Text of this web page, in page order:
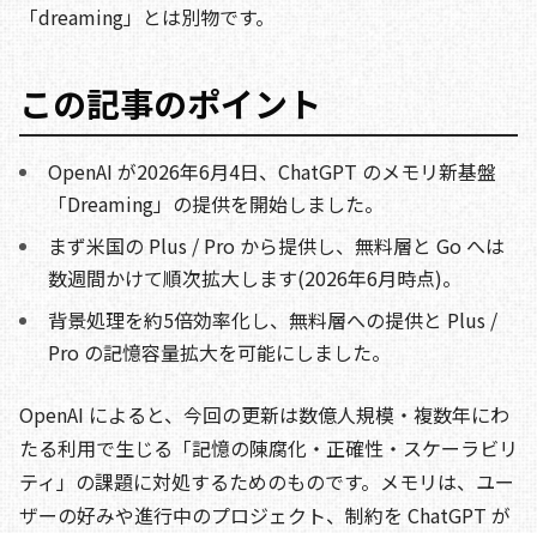
「dreaming」とは別物です。
この記事のポイント
OpenAI が2026年6月4日、ChatGPT のメモリ新基盤
「Dreaming」の提供を開始しました。
まず米国の Plus / Pro から提供し、無料層と Go へは
数週間かけて順次拡大します(2026年6月時点)。
背景処理を約5倍効率化し、無料層への提供と Plus /
Pro の記憶容量拡大を可能にしました。
OpenAI によると、今回の更新は数億人規模・複数年にわ
たる利用で生じる「記憶の陳腐化・正確性・スケーラビリ
ティ」の課題に対処するためのものです。メモリは、ユー
ザーの好みや進行中のプロジェクト、制約を ChatGPT が